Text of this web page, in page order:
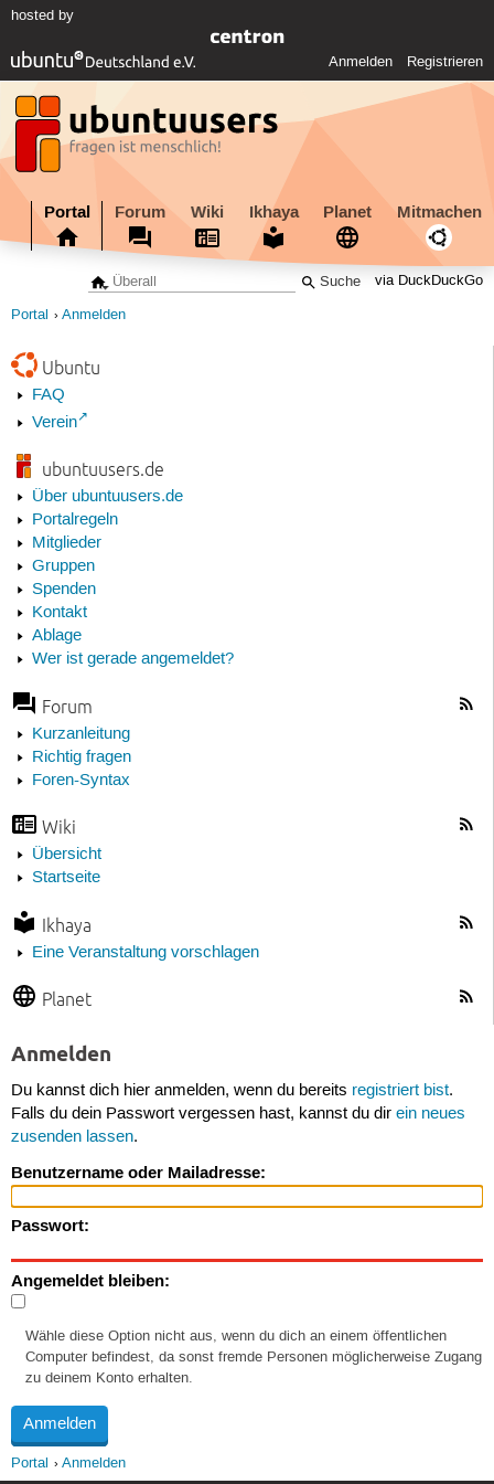
hosted by
Anmelden Registrieren
Portal Forum Wiki Ikhaya Planet Mitmachen
via DuckDuckGo
Portal Anmelden
Ubuntu
FAQ
Verein
ubuntuusers.de
Über ubuntuusers.de
Portalregeln
Mitglieder
Gruppen
Spenden
Kontakt
Ablage
Wer ist gerade angemeldet?
Forum
Kurzanleitung
Richtig fragen
Foren-Syntax
Wiki
Übersicht
Startseite
Ikhaya
Eine Veranstaltung vorschlagen
Planet
Anmelden
Du kannst dich hier anmelden, wenn du bereits registriert bist.
Falls du dein Passwort vergessen hast, kannst du dir ein neues
zusenden lassen.
Benutzername oder Mailadresse:
Passwort:
Angemeldet bleiben:
Wähle diese Option nicht aus, wenn du dich an einem öffentlichen
Computer befindest, da sonst fremde Personen möglicherweise Zugang
zu deinem Konto erhalten.
Portal Anmelden